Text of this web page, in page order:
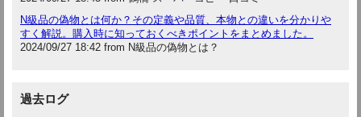
N級品の偽物とは何か？その定義や品質、本物との違いを分かりや
すく解説。購入時に知っておくべきポイントをまとめました。
2024/09/27 18:42 from N級品の偽物とは？
過去ログ